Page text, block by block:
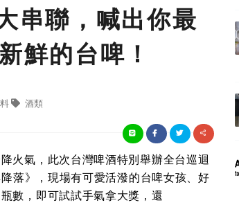
串聯，喊出你最
鮮的台啤！
酒類
火氣，此次台灣啤酒特別舉辦全台巡迴
落》，現場有可愛活潑的台啤女孩、好
數，即可試試手氣拿大獎，還